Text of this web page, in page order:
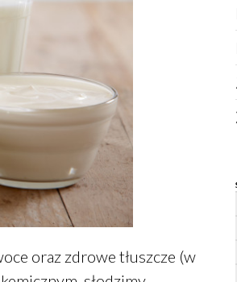
oraz zdrowe tłuszcze (w